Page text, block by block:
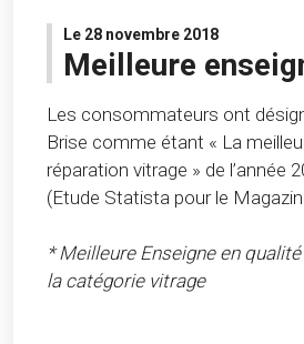
Le 28 novembre 2018
Meilleure
Les consommateurs ont
Brise comme étant « La
réparation vitrage » de l’année
(Etude Statista pour le
* Meilleure Enseigne en
la catégorie vitrage